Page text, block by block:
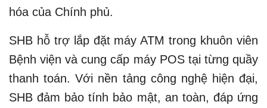
hóa của Chính phủ.
SHB hỗ trợ lắp đặt máy ATM trong khuôn viên
Bệnh viện và cung cấp máy POS tại từng quầy
thanh toán. Với nền tảng công nghệ hiện đại,
SHB đảm bảo tính bảo mật, an toàn, đáp ứng